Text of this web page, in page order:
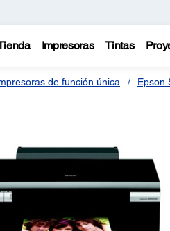
Impresoras Tintas
de función única Epson